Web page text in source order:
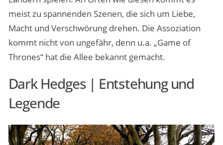
meist zu spannenden Szenen, die sich um Liebe,
Macht und Verschwörung drehen. Die Assoziation
kommt nicht von ungefähr, denn u.a. „Game of
Thrones“ hat die Allee bekannt gemacht.
Dark Hedges | Entstehung und
Legende